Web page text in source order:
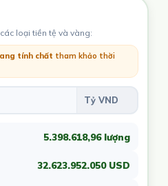
loại tiền tệ và vàng:
tính chất tham khảo thời
5.398.618,96 lượng
32.623.952.050 USD